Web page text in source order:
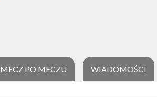
MECZ PO MECZU WIADOMOŚCI